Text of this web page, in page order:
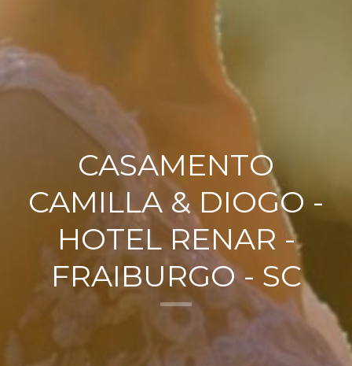
CASAMENTO
CAMILLA & DIOGO -
HOTEL RENAR -
FRAIBURGO - SC